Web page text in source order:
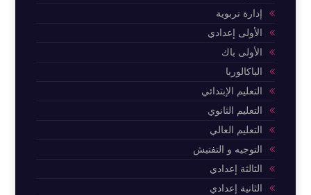
إدارة تربوية
الأولى إعدادي
الأولى باك
الباكالوربا
التعليم الإبتدائي
التعليم الثانوي
التعليم العالي
التوجيه و التفتيش
الثالثة إعدادي
الثانية إعدادي